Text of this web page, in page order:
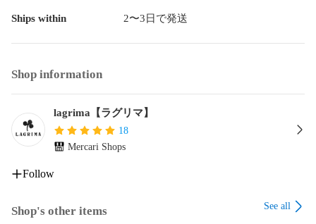
雨や雪に濡れた場合は速やかに乾いた布で水気を取り、陰干
旅行 お出かけ 普段使い 通勤 通学 ウォーキング ちょっとした
羽織り
贈り物として
クリスマスプレゼント 誕生日プレゼント 敬老の日 ギフト 母
の日 記念日 冬ギフト ラッピング
寒さ対策として
Ships within 2〜3日で発送
Shop information
lagrima【ラグリマ】
18
Mercari Shops
Follow
Shop's other items See all